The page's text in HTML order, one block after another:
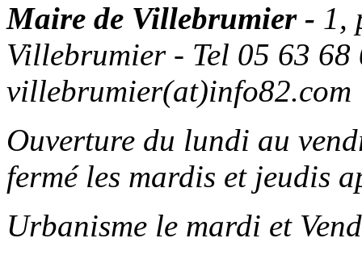
Maire de Villebrumier - 1,
Villebrumier - Tel 05 63
villebrumier(at)info82.com
Ouverture du lundi au
fermé les mardis et jeudis
Urbanisme le mardi et